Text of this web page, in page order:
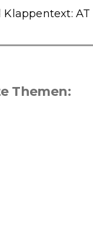
Themen: